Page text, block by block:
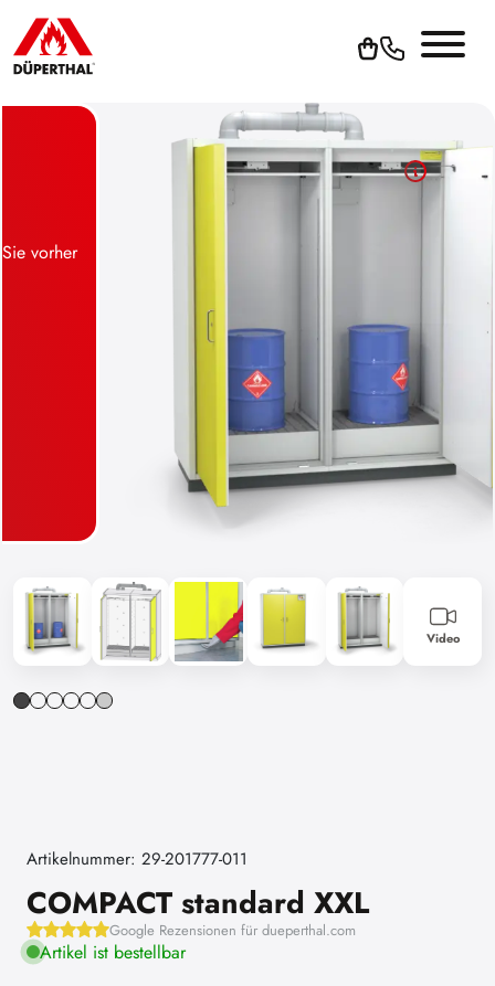
Video
Artikelnummer: 29-201777-011
COMPACT standard XXL
Google Rezensionen für dueperthal.com
Artikel ist bestellbar